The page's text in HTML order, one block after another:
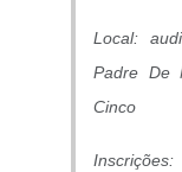
Local:
Padre De
Cinco
Inscrições: